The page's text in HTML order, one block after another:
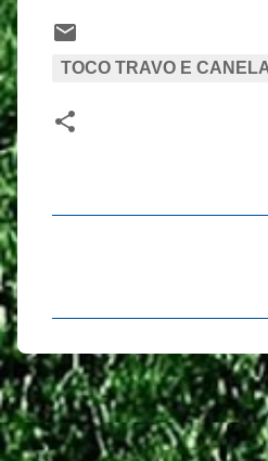
TOCO TRAVO E
n
t
á